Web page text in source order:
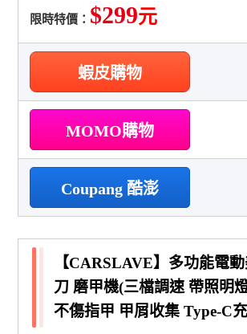
限時特價： $299元
蝦皮購物
MOMO購物
Coupang 酷澎
【CARSLAVE】多功能電
刀 磨甲機(三檔調速 帶照明
不傷指甲 甲屑收集 Type-C